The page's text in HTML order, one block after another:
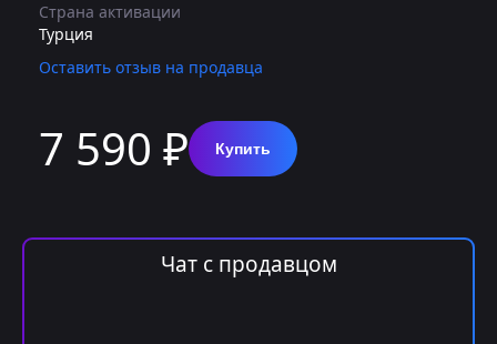
Страна активации
Турция
Оставить отзыв на продавца
7 590 ₽ Купить
Чат с продавцом